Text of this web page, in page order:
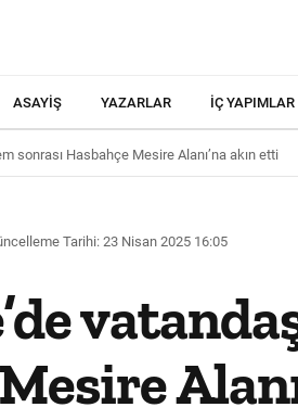
ASAYIŞ YAZARLAR İÇ YAPIMLAR
sonrası Hasbahçe Mesire Alanı’na akın etti
Tarihi: 23 Nisan 2025 16:05